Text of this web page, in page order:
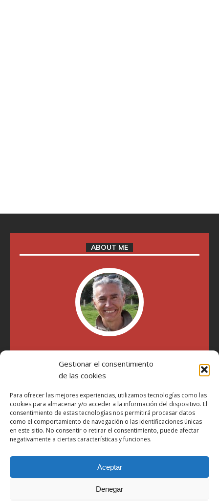
Gestionar el consentimiento
de las cookies
Para ofrecer las mejores experiencias, utilizamos tecnologías como las
cookies para almacenar y/o acceder a la información del dispositivo. El
consentimiento de estas tecnologías nos permitirá procesar datos
como el comportamiento de navegación o las identificaciones únicas
en este sitio. No consentir o retirar el consentimiento, puede afectar
negativamente a ciertas características y funciones.
Aceptar
Denegar
ABOUT ME
"Soy Manel Hospido, nací en Valencia en 1969 y desde el
año 2007 he escrito sobre motos en distintos medios.
Millatrece.com es una apuesta por escribir sobre lo que me
participa"
Aviso Legal
Política de Privacidad
Más Información sobre Cookies